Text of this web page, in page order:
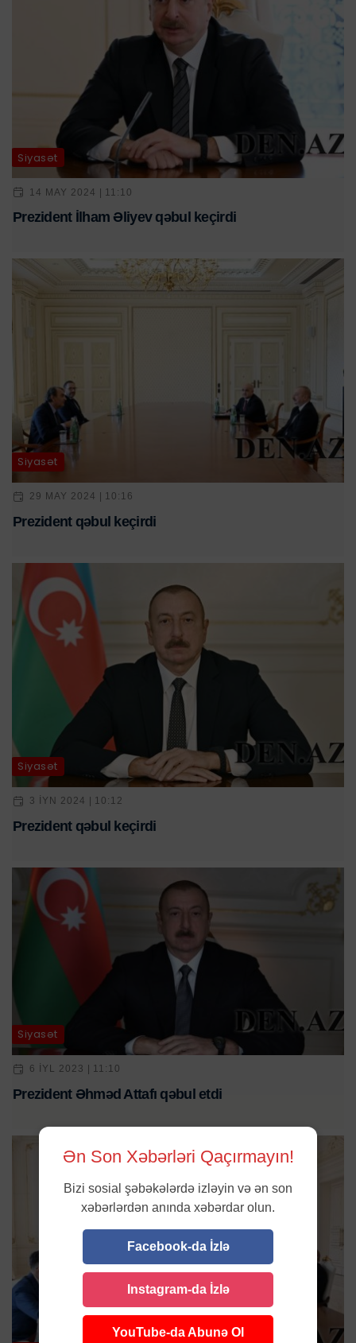
Siyasət
14 MAY 2024 | 11:10
Prezident İlham Əliyev qəbul keçirdi
Siyasət
29 MAY 2024 | 10:16
Prezident qəbul keçirdi
Siyasət
3 IYN 2024 | 10:12
Prezident qəbul keçirdi
Siyasət
6 IYL 2023 | 11:10
Prezident Əhməd Attafı qəbul etdi
Ən Son Xəbərləri Qaçırmayın!
Bizi sosial şəbəkələrdə izləyin və ən son
xəbərlərdən anında xəbərdar olun.
Facebook-da İzlə
Instagram-da İzlə
YouTube-da Abunə Ol